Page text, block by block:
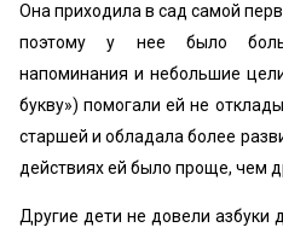
Она приходила в сад самой
поэтому у нее было
напоминания и небольшие
букву») помогали ей не
старшей и обладала более
действиях ей было проще, чем
Другие дети не довели азбуки